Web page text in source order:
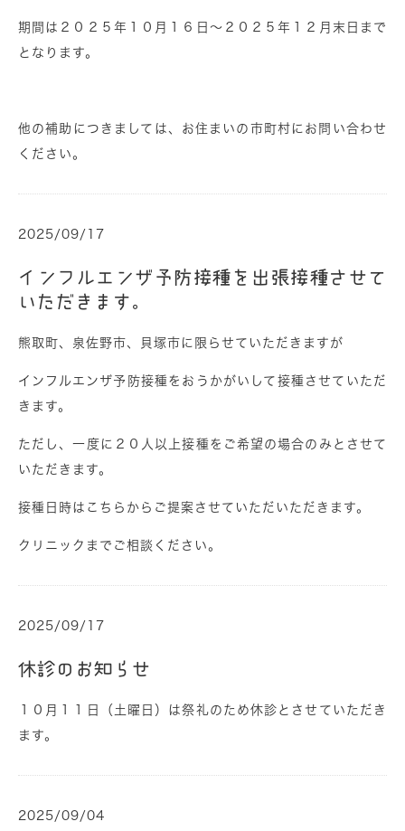
期間は２０２５年１０月１６日～２０２５年１２月末日まで
となります。
他の補助につきましては、お住まいの市町村にお問い合わせ
ください。
2025/09/17
インフルエンザ予防接種を出張接種させて
いただきます。
熊取町、泉佐野市、貝塚市に限らせていただきますが
インフルエンザ予防接種をおうかがいして接種させていただ
きます。
ただし、一度に２０人以上接種をご希望の場合のみとさせて
いただきます。
接種日時はこちらからご提案させていただいただきます。
クリニックまでご相談ください。
2025/09/17
休診のお知らせ
１０月１１日（土曜日）は祭礼のため休診とさせていただき
ます。
2025/09/04